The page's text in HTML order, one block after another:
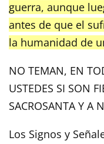
guerra, aunque
antes de que el
la humanidad de
NO TEMAN, EN
USTEDES SI SON
SACROSANTA Y A
Los Signos y